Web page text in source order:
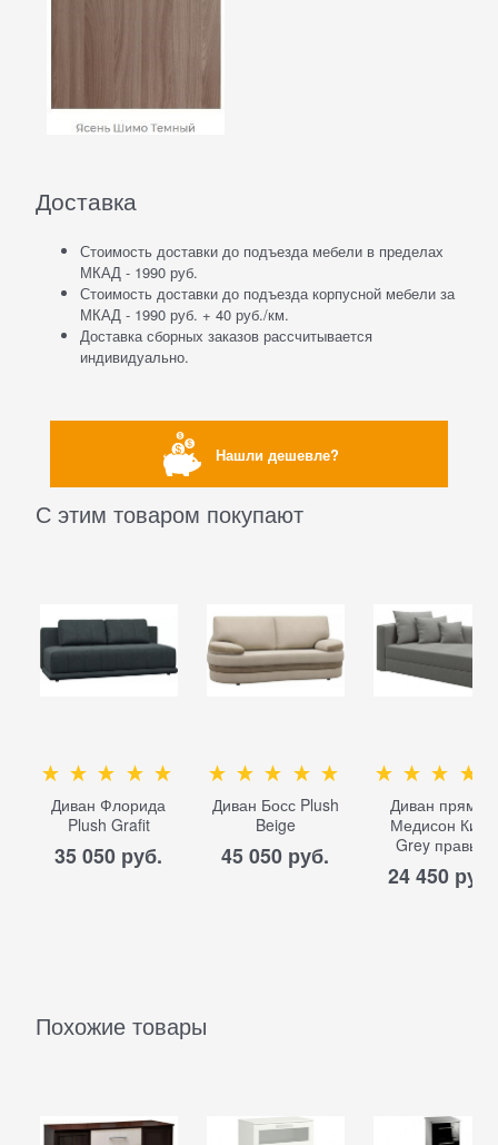
Доставка
Стоимость доставки до подъезда мебели в пределах
МКАД - 1990 руб.
Стоимость доставки до подъезда корпусной мебели за
МКАД - 1990 руб. + 40 руб./км.
Доставка сборных заказов рассчитывается
индивидуально.
Нашли дешевле?
С этим товаром покупают
Диван Флорида
Plush Grafit
35 050 руб.
Диван Босс Plush
Beige
45 050 руб.
Диван прямой
Медисон Кидс
Grey правый
24 450 руб.
Похожие товары